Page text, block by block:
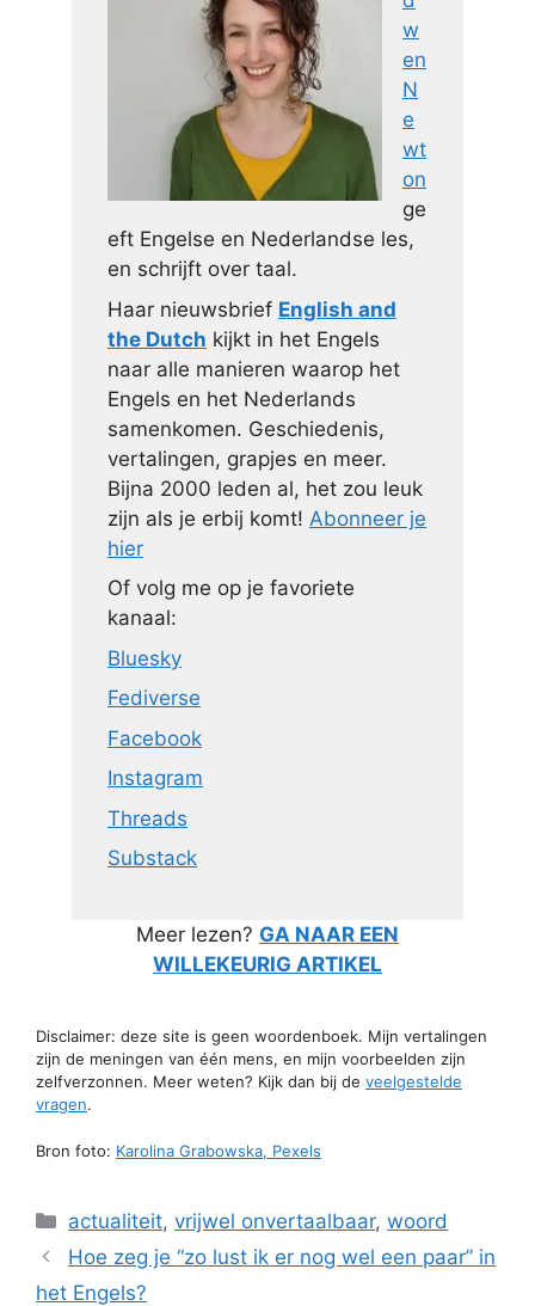
w
en
N
e
wt
on
ge
eft Engelse en Nederlandse les,
en schrijft over taal.
Haar nieuwsbrief English and
the Dutch kijkt in het Engels
naar alle manieren waarop het
Engels en het Nederlands
samenkomen. Geschiedenis,
vertalingen, grapjes en meer.
Bijna 2000 leden al, het zou leuk
zijn als je erbij komt! Abonneer je
hier
Of volg me op je favoriete
kanaal:
Bluesky
Fediverse
Facebook
Instagram
Threads
Substack
Meer lezen? GA NAAR EEN
WILLEKEURIG ARTIKEL
Disclaimer: deze site is geen woordenboek. Mijn vertalingen
zijn de meningen van één mens, en mijn voorbeelden zijn
zelfverzonnen. Meer weten? Kijk dan bij de veelgestelde
vragen.
Bron foto: Karolina Grabowska, Pexels
Categorieën
actualiteit,vrijwel onvertaalbaar,woord
Hoe zeg je “zo lust ik er nog wel een paar” in
het Engels?